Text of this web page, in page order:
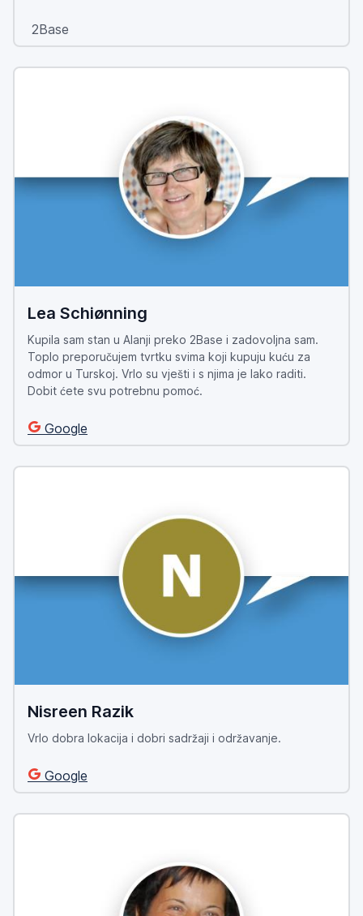
2Base
Lea Schiønning
Kupila sam stan u Alanji preko 2Base i zadovoljna sam.
Toplo preporučujem tvrtku svima koji kupuju kuću za
odmor u Turskoj. Vrlo su vješti i s njima je lako raditi.
Dobit ćete svu potrebnu pomoć.
Google
Nisreen Razik
Vrlo dobra lokacija i dobri sadržaji i održavanje.
Google